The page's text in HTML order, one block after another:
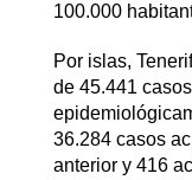
100.000
Por islas,
de 45.441
36.284 casos
anterior y 416